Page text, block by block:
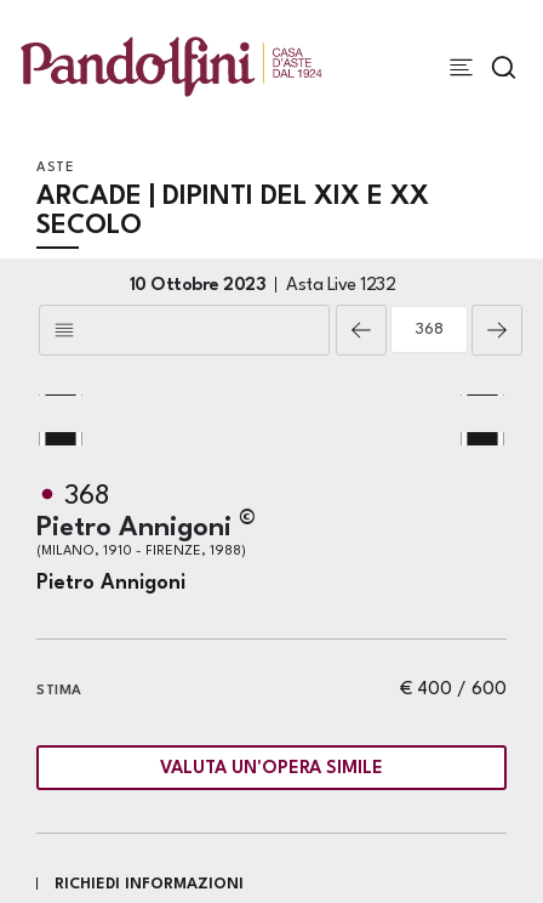
ASTE
ARCADE | DIPINTI DEL XIX E XX
SECOLO
10 Ottobre 2023 Asta Live1232
368
Pietro Annigoni ©
(MILANO, 1910 - FIRENZE, 1988)
Pietro Annigoni
€ 400 / 600
STIMA
VALUTA UN'OPERA SIMILE
RICHIEDI INFORMAZIONI